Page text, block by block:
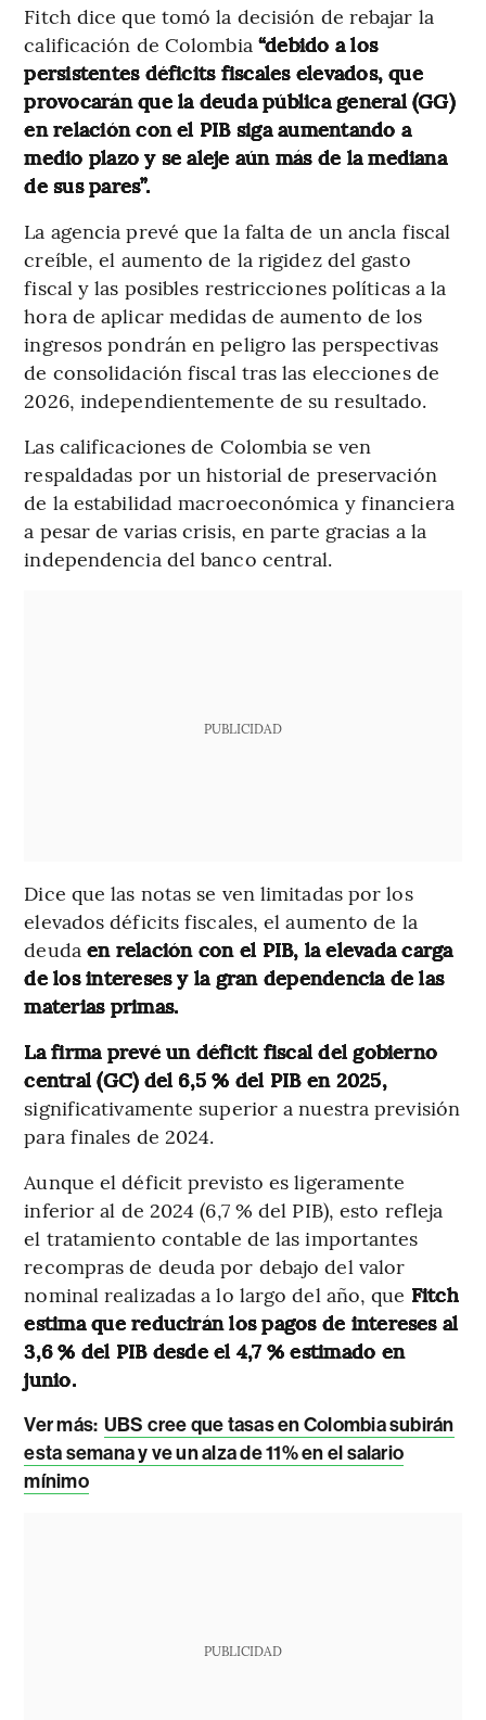
Fitch dice que tomó la decisión de rebajar la
calificación de Colombia “debido a los
persistentes déficits fiscales elevados, que
provocarán que la deuda pública general (GG)
en relación con el PIB siga aumentando a
medio plazo y se aleje aún más de la mediana
de sus pares”.
La agencia prevé que la falta de un ancla fiscal
creíble, el aumento de la rigidez del gasto
fiscal y las posibles restricciones políticas a la
hora de aplicar medidas de aumento de los
ingresos pondrán en peligro las perspectivas
de consolidación fiscal tras las elecciones de
2026, independientemente de su resultado.
Las calificaciones de Colombia se ven
respaldadas por un historial de preservación
de la estabilidad macroeconómica y financiera
a pesar de varias crisis, en parte gracias a la
independencia del banco central.
PUBLICIDAD
Dice que las notas se ven limitadas por los
elevados déficits fiscales, el aumento de la
deuda en relación con el PIB, la elevada carga
de los intereses y la gran dependencia de las
materias primas.
La firma prevé un déficit fiscal del gobierno
central (GC) del 6,5 % del PIB en 2025,
significativamente superior a nuestra previsión
para finales de 2024.
Aunque el déficit previsto es ligeramente
inferior al de 2024 (6,7 % del PIB), esto refleja
el tratamiento contable de las importantes
recompras de deuda por debajo del valor
nominal realizadas a lo largo del año, que Fitch
estima que reducirán los pagos de intereses al
3,6 % del PIB desde el 4,7 % estimado en
junio.
Ver más: UBS cree que tasas en Colombia subirán
esta semana y ve un alza de 11% en el salario
mínimo
PUBLICIDAD